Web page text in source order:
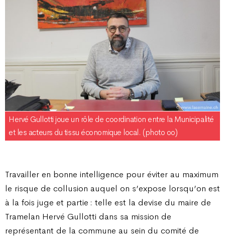
Hervé Gullotti joue un rôle de coordination entre la Municipalité
et les acteurs du tissu économique local. (photo oo)
Travailler en bonne intelligence pour éviter au maximum
le risque de collusion auquel on s’expose lorsqu’on est
à la fois juge et partie : telle est la devise du maire de
Tramelan Hervé Gullotti dans sa mission de
représentant de la commune au sein du comité de